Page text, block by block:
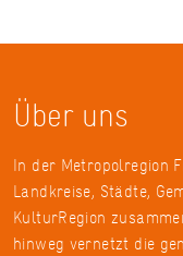
Über uns
In der Metropolregion
Landkreise, Städte,
KulturRegion
hinweg vernetzt die